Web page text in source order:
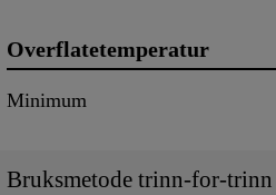
Overflatetemperatur
Minimum
Bruksmetode trinn-for-trinn